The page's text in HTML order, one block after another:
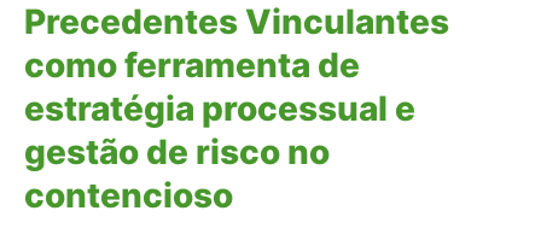
Precedentes Vinculantes
como ferramenta de
estratégia processual e
gestão de risco no
contencioso